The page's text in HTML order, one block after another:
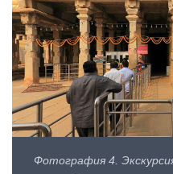
Фотография 4.